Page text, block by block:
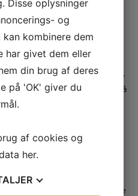
ombygning og renovering af
Uddannelses- og
den gamle kaserne i Holbæk.
af bærende vægge, der går
ingen nem opgave at slå
større. Der er leveret et fint
gode samarbejdspartnere,
der var behov for det. De er
et problem op – du hører
sig gøre. Jeg har ikke
kan klart anbefale dem. De
er i orden, og brugerne er glade
Disse oplysninger
og
kombinere dem
har givet dem eller
din brug af deres
på 'OK' giver du
af cookies og
her.